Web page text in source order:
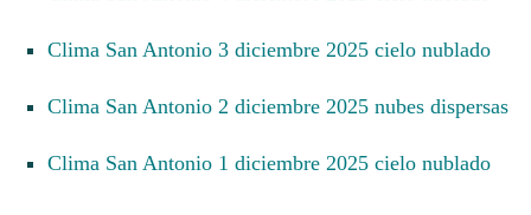
Clima San Antonio 3 diciembre 2025 cielo nublado
Clima San Antonio 2 diciembre 2025 nubes dispersas
Clima San Antonio 1 diciembre 2025 cielo nublado